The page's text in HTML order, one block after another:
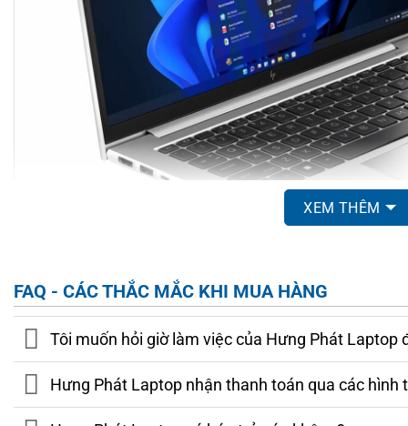
Song song với thiết kế,HP EliteBook 840 G10còn được
vân tay tích hợp nút nguồn, camera hồng ngoại nhận diện
Thiết bị đạt chuẩn độ bền MIL-STD 810H , cho khả năng
trường khắc nghiệt về nhiệt độ, độ ẩm hay bụi bẩn. Đây
nghiệp cần một chiếc laptop vừa an toàn, vừa bền bỉ để đồng
XEM THÊM
FAQ - CÁC THẮC MẮC KHI MUA HÀNG
Tôi muốn hỏi giờ làm việc của Hưng Phát Laptop
Hưng Phát Laptop nhận thanh toán qua các hình